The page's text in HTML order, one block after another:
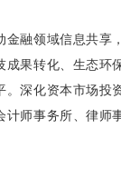
金融领域信息共享
果转化、生态环
深化资本市场投
师事务所、律师